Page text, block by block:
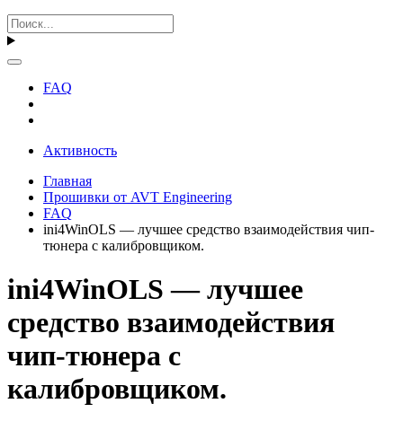
FAQ
Активность
Главная
Прошивки от AVT Engineering
FAQ
ini4WinOLS — лучшее средство взаимодействия чип-
тюнера с калибровщиком.
ini4WinOLS — лучшее
средство взаимодействия
чип-тюнера с
калибровщиком.